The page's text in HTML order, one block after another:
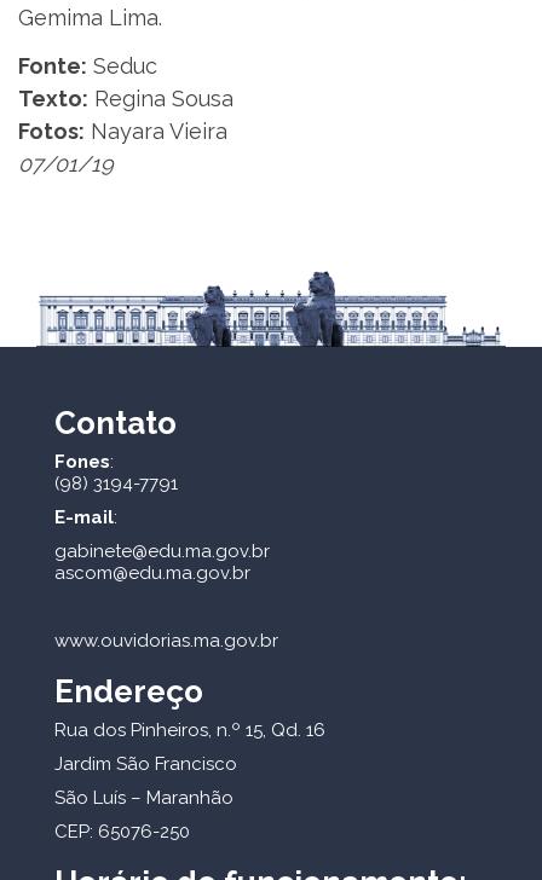
Gemima Lima.
Fonte: Seduc
Texto: Regina Sousa
Fotos: Nayara Vieira
07/01/19
Contato
Fones:
(98) 3194-7791
E-mail:
gabinete@edu.ma.gov.br
ascom@edu.ma.gov.br
www.ouvidorias.ma.gov.br
Endereço
Rua dos Pinheiros, n.º 15, Qd. 16
Jardim São Francisco
São Luís – Maranhão
CEP: 65076-250